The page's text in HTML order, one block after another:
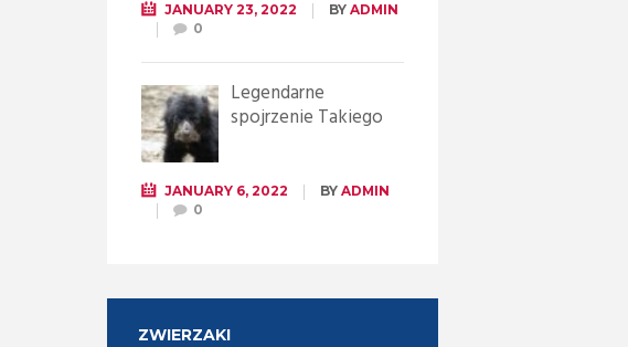
JANUARY 23, 2022 BY ADMIN
0
Legendarne
spojrzenie Takiego
JANUARY 6, 2022 BY ADMIN
0
ZWIERZAKI